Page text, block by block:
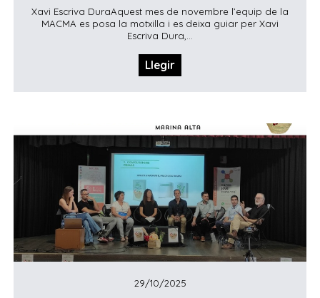
Xavi Escriva DuraAquest mes de novembre l’equip de la
MACMA es posa la motxilla i es deixa guiar per Xavi
Escriva Dura,...
Llegir
29/10/2025